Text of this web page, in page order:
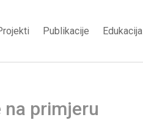
Publikacije Edukacija
na primjeru